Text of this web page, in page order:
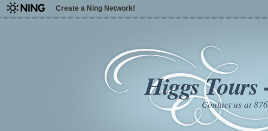
Create a Ning Network!
Higgs Tours
Contact us at